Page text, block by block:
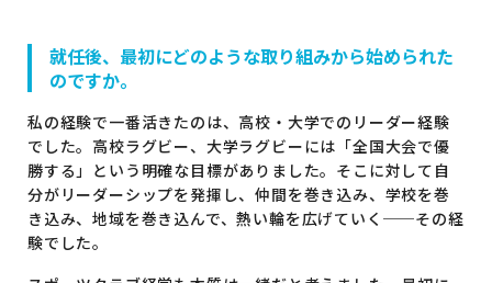
就任後、最初にどのような取り組みから始められた
のですか。
私の経験で一番活きたのは、高校・大学でのリーダー経験
でした。高校ラグビー、大学ラグビーには「全国大会で優
勝する」という明確な目標がありました。そこに対して自
分がリーダーシップを発揮し、仲間を巻き込み、学校を巻
き込み、地域を巻き込んで、熱い輪を広げていく──その経
験でした。